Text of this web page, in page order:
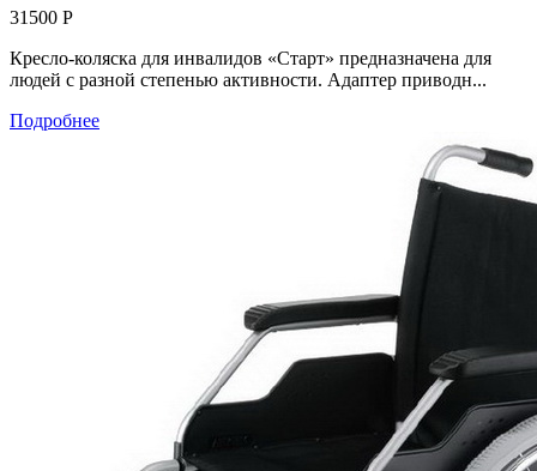
31500 Р
Кресло-коляска для инвалидов «Старт» предназначена для
людей с разной степенью активности. Адаптер приводн...
Подробнее